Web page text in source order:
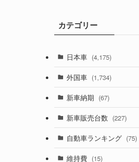
ブカテゴリー
日本車 (4,175)
(1,321)
(330)
(526)
(357)
外国車 (1,734)
(188)
(242)
新車納期 (67)
(28)
(8)
新車販売台数 (227)
(21)
自動車ランキング (75)
維持費 (15)